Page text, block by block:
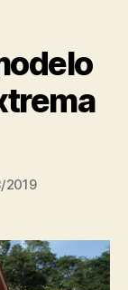
2019